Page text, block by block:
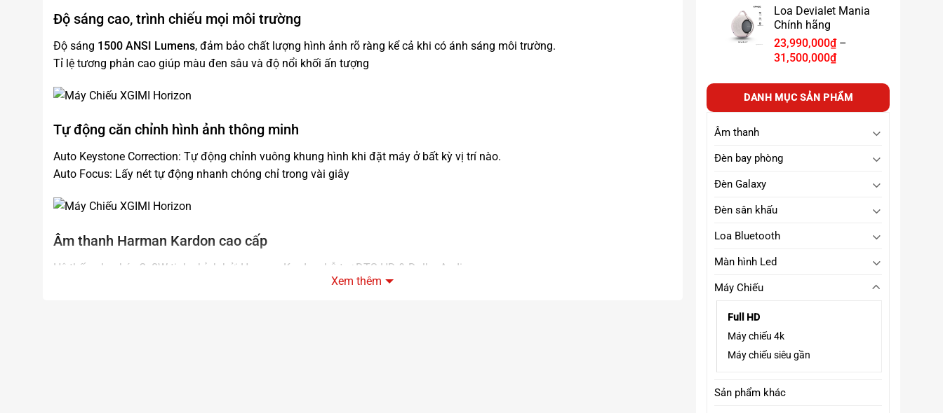
Độ sáng cao, trình chiếu mọi môi trường
Độ sáng 1500 ANSI Lumens, đảm bảo chất lượng hình ảnh rõ ràng kể cả khi có ánh sáng môi trường.
Tỉ lệ tương phản cao giúp màu đen sâu và độ nổi khối ấn tượng
Tự động căn chỉnh hình ảnh thông minh
Auto Keystone Correction: Tự động chỉnh vuông khung hình khi đặt máy ở bất kỳ vị trí nào.
Auto Focus: Lấy nét tự động nhanh chóng chỉ trong vài giây
Âm thanh Harman Kardon cao cấp
Hệ thống loa kép 2x8W tinh chỉnh bởi Harman Kardon, hỗ trợ DTS-HD & Dolby Audio.
Trải nghiệm âm thanh sống động, mạnh mẽ mà không cần loa rời
Xem thêm
từ
3,100,000₫
đến
4,500,000₫
Loa Devialet Mania
Chính hãng
23,990,000₫ –
31,500,000₫Khoảng
từ
23,990,000₫
đến
31,500,000₫
DANH MỤC SẢN PHẨM
Âm thanh
Đèn bay phòng
Đèn Galaxy
Đèn sân khấu
Loa Bluetooth
Màn hình Led
Máy Chiếu
Full HD
Máy chiếu 4k
Máy chiếu siêu gần
Sản phẩm khác